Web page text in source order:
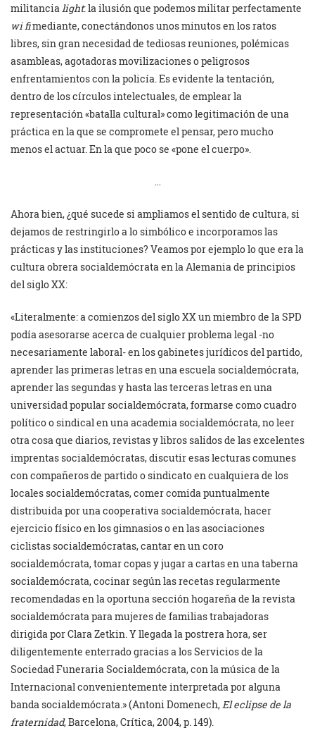
militancialight: la ilusión que podemos militar perfectamente
wi fimediante, conectándonos unos minutos en los ratos
libres, sin gran necesidad de tediosas reuniones, polémicas
asambleas, agotadoras movilizaciones o peligrosos
enfrentamientos con la policía. Es evidente la tentación,
dentro de los círculos intelectuales, de emplear la
representación «batalla cultural» como legitimación de una
práctica en la que se compromete el pensar, pero mucho
menos el actuar. En la que poco se «pone el cuerpo».
…
Ahora bien, ¿qué sucede si ampliamos el sentido de cultura, si
dejamos de restringirlo a lo simbólico e incorporamos las
prácticas y las instituciones? Veamos por ejemplo lo que era la
cultura obrera socialdemócrata en la Alemania de principios
del siglo XX:
«Literalmente: a comienzos del siglo XX un miembro de la SPD
podía asesorarse acerca de cualquier problema legal -no
necesariamente laboral- en los gabinetes jurídicos del partido,
aprender las primeras letras en una escuela socialdemócrata,
aprender las segundas y hasta las terceras letras en una
universidad popular socialdemócrata, formarse como cuadro
político o sindical en una academia socialdemócrata, no leer
otra cosa que diarios, revistas y libros salidos de las excelentes
imprentas socialdemócratas, discutir esas lecturas comunes
con compañeros de partido o sindicato en cualquiera de los
locales socialdemócratas, comer comida puntualmente
distribuida por una cooperativa socialdemócrata, hacer
ejercicio físico en los gimnasios o en las asociaciones
ciclistas socialdemócratas, cantar en un coro
socialdemócrata, tomar copas y jugar a cartas en una taberna
socialdemócrata, cocinar según las recetas regularmente
recomendadas en la oportuna sección hogareña de la revista
socialdemócrata para mujeres de familias trabajadoras
dirigida por Clara Zetkin. Y llegada la postrera hora, ser
diligentemente enterrado gracias a los Servicios de la
Sociedad Funeraria Socialdemócrata, con la música de la
Internacional convenientemente interpretada por alguna
banda socialdemócrata.» (Antoni Domenech,El eclipse de la
fraternidad, Barcelona, Crítica, 2004, p. 149).